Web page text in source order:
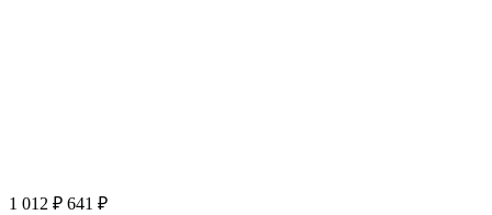
1 012 ₽ 641 ₽